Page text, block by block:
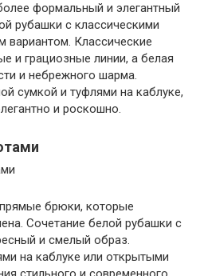
формальный и элегантный
рубашки с классическими
Классические
и грациозные линии, а белая
и небрежного шарма.
сумкой и туфлями на каблуке,
и роскошно.
брюки, которые
Сочетание белой рубашки с
и смелый образ.
на каблуке или открытыми